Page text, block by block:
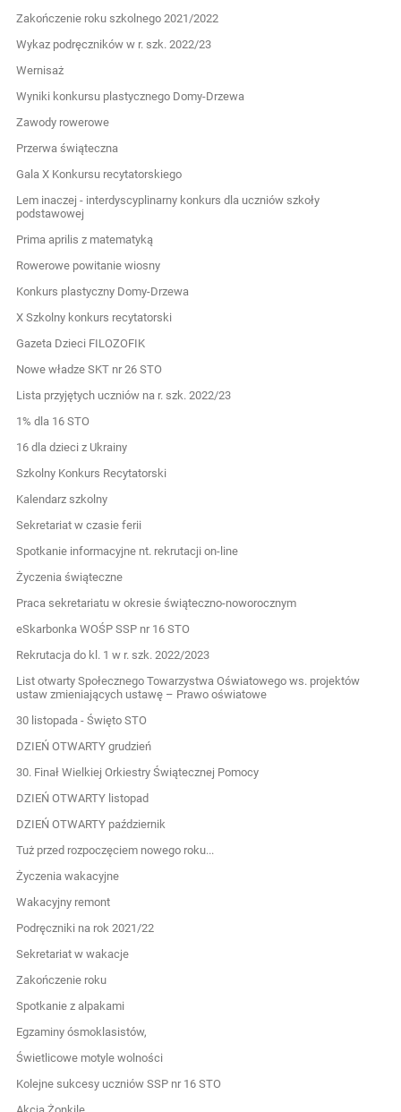
Zakończenie roku szkolnego 2021/2022
Wykaz podręczników w r. szk. 2022/23
Wernisaż
Wyniki konkursu plastycznego Domy-Drzewa
Zawody rowerowe
Przerwa świąteczna
Gala X Konkursu recytatorskiego
Lem inaczej - interdyscyplinarny konkurs dla uczniów szkoły
podstawowej
Prima aprilis z matematyką
Rowerowe powitanie wiosny
Konkurs plastyczny Domy-Drzewa
X Szkolny konkurs recytatorski
Gazeta Dzieci FILOZOFIK
Nowe władze SKT nr 26 STO
Lista przyjętych uczniów na r. szk. 2022/23
1% dla 16 STO
16 dla dzieci z Ukrainy
Szkolny Konkurs Recytatorski
Kalendarz szkolny
Sekretariat w czasie ferii
Spotkanie informacyjne nt. rekrutacji on-line
Życzenia świąteczne
Praca sekretariatu w okresie świąteczno-noworocznym
eSkarbonka WOŚP SSP nr 16 STO
Rekrutacja do kl. 1 w r. szk. 2022/2023
List otwarty Społecznego Towarzystwa Oświatowego ws. projektów
ustaw zmieniających ustawę – Prawo oświatowe
30 listopada - Święto STO
DZIEŃ OTWARTY grudzień
30. Finał Wielkiej Orkiestry Świątecznej Pomocy
DZIEŃ OTWARTY listopad
DZIEŃ OTWARTY październik
Tuż przed rozpoczęciem nowego roku...
Życzenia wakacyjne
Wakacyjny remont
Podręczniki na rok 2021/22
Sekretariat w wakacje
Zakończenie roku
Spotkanie z alpakami
Egzaminy ósmoklasistów,
Świetlicowe motyle wolności
Kolejne sukcesy uczniów SSP nr 16 STO